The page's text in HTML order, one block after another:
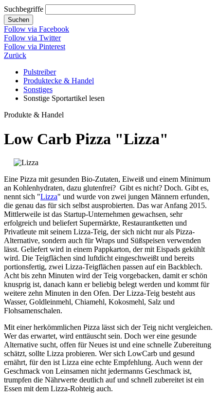
Suchbegriffe
Suchen
Follow via Facebook
Follow via Twitter
Follow via Pinterest
Zurück
Pulstreiber
Produktecke & Handel
Sonstiges
Sonstige Sportartikel lesen
Produkte & Handel
Low Carb Pizza "Lizza"
Eine Pizza mit gesunden Bio-Zutaten, Eiweiß und einem Minimum
an Kohlenhydraten, dazu glutenfrei? Gibt es nicht? Doch. Gibt es,
nennt sich "Lizza" und wurde von zwei jungen Männern erfunden,
die genau das für sich selbst ausprobierten. Das war Anfang 2015.
Mittlerweile ist das Startup-Unternehmen gewachsen, sehr
erfolgreich und beliefert Supermärkte, Restaurantketten und
Privatleute mit seinem Lizza-Teig, der sich nicht nur als Pizza-
Alternative, sondern auch für Wraps und Süßspeisen verwenden
lässt. Geliefert wird in einem Pappkarton, der mit Eispads gekühlt
wird. Die Teigflächen sind luftdicht eingeschweißt und bereits
portionsfertig, zwei Lizza-Teigflächen passen auf ein Backblech.
Acht bis zehn Minuten wird der Teig vorgebacken, damit er schön
knusprig ist, danach kann er beliebig belegt werden und kommt für
weitere zehn Minuten in den Ofen. Der Lizza-Teig besteht aus
Wasser, Goldleinmehl, Chiamehl, Kokosmehl, Salz und
Flohsamenschalen.
Mit einer herkömmlichen Pizza lässt sich der Teig nicht vergleichen.
Wer das erwartet, wird enttäuscht sein. Doch wer eine gesunde
Alternative sucht, offen für Neues ist und eine schnelle Zubereitung
schätzt, sollte Lizza probieren. Wer sich LowCarb und gesund
ernährt, für den ist Lizza eine echte Empfehlung. Auch wenn der
Geschmack von Leinsamen nicht jedermanns Geschmack ist,
trumpfen die Nährwerte deutlich auf und schnell zubereitet ist ein
Essen mit dem Lizza-Rohteig auch.